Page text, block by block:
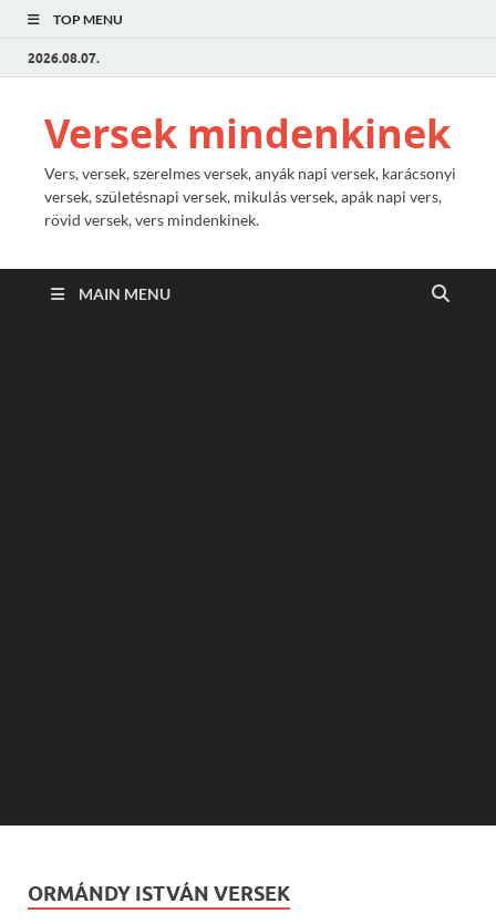
TOP MENU
2026.08.07.
Versek mindenkinek
Vers, versek, szerelmes versek, anyák napi versek, karácsonyi
versek, születésnapi versek, mikulás versek, apák napi vers,
rövid versek, vers mindenkinek.
MAIN MENU
ORMÁNDY ISTVÁN VERSEK